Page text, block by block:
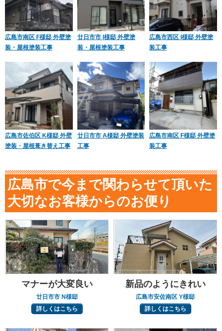
広島市南区 F様邸 外壁塗
装・屋根塗装工事
廿日市市 I様邸 外壁塗
装・屋根塗装工事
広島市西区 I様邸 外壁塗
装工事
広島市佐伯区 K様邸 外壁
塗装・屋根葺き替え工事
廿日市市 A様邸 外壁塗装
工事
広島市南区 F様邸 外壁塗
装工事
広島市で今まで関わらせて頂いた
大切なお客様からのお便り
マナーが大変良い
廿日市市 N様邸
詳しくはこちら
新品のようにきれい
広島市安佐南区 Y様邸
詳しくはこちら